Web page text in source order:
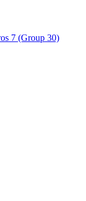
7 (Group 30)